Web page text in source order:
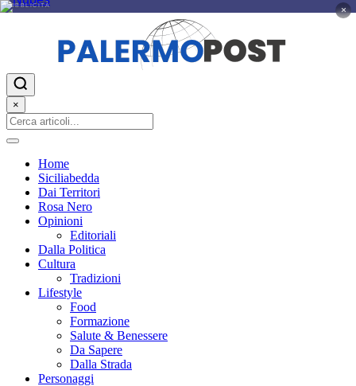
PUBBLICITÀ ×
×
Home
Siciliabedda
Dai Territori
Rosa Nero
Opinioni
Editoriali
Dalla Politica
Cultura
Tradizioni
Lifestyle
Food
Formazione
Salute & Benessere
Da Sapere
Dalla Strada
Personaggi